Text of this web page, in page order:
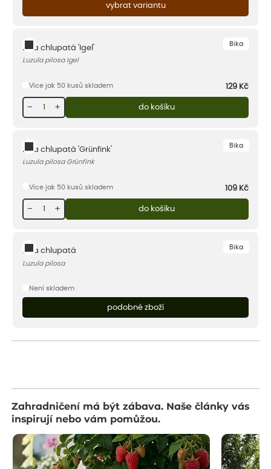
vybrat variantu
Bika
Bika chlupatá 'Igel'
Luzula pilosa Igel
Více jak 50 kusů skladem 129 Kč
+
− do košíku
Bika
Bika chlupatá 'Grünfink'
Luzula pilosa Grünfink
Více jak 50 kusů skladem 109 Kč
+
− do košíku
Bika
Bika chlupatá
Luzula pilosa
Není skladem
podobné zboží
Zahradničení má být zábava. Naše články vás
inspirují nebo vám pomůžou.